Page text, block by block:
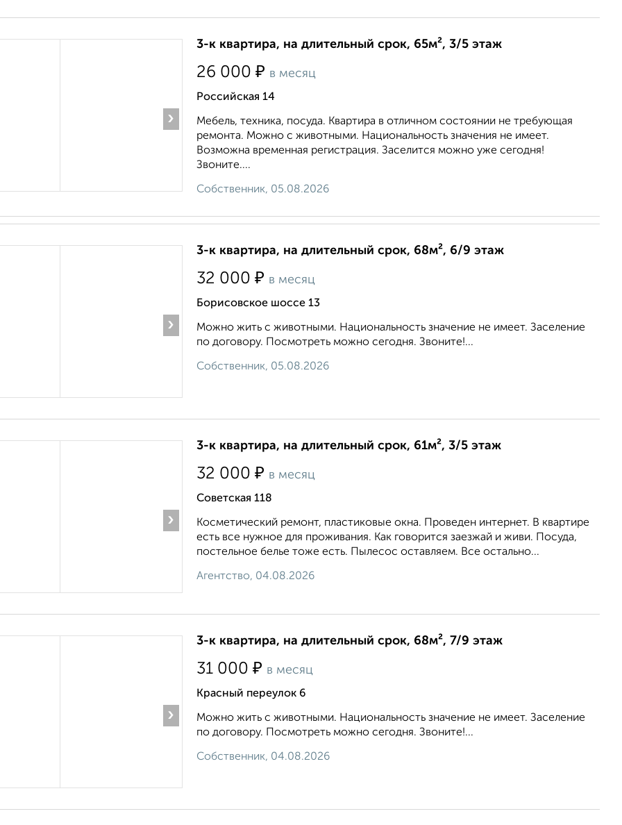
›
3-к квартира, на длительный срок, 65м², 3/5 этаж
26 000 ₽ в месяц
Российская 14
Мебель, техника, посуда. Квартира в отличном состоянии не требующая
ремонта. Можно с животными. Национальность значения не имеет.
Возможна временная регистрация. Заселится можно уже сегодня!
Звоните....
Собственник, 05.08.2026
›
3-к квартира, на длительный срок, 68м², 6/9 этаж
32 000 ₽ в месяц
Борисовское шоссе 13
Можно жить с животными. Национальность значение не имеет. Заселение
по договору. Посмотреть можно сегодня. Звоните!...
Собственник, 05.08.2026
›
3-к квартира, на длительный срок, 61м², 3/5 этаж
32 000 ₽ в месяц
Советская 118
Косметический ремонт, пластиковые окна. Проведен интернет. В квартире
есть все нужное для проживания. Как говорится заезжай и живи. Посуда,
постельное белье тоже есть. Пылесос оставляем. Все остально...
Агентство, 04.08.2026
›
3-к квартира, на длительный срок, 68м², 7/9 этаж
31 000 ₽ в месяц
Красный переулок 6
Можно жить с животными. Национальность значение не имеет. Заселение
по договору. Посмотреть можно сегодня. Звоните!...
Собственник, 04.08.2026